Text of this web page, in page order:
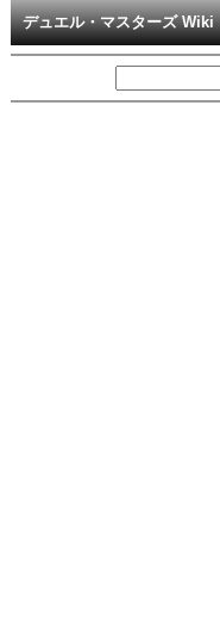
デュエル・マスターズ Wiki